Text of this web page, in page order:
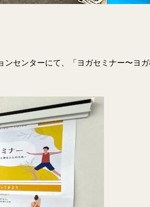
センターにて、「ヨガセミナー〜ヨ